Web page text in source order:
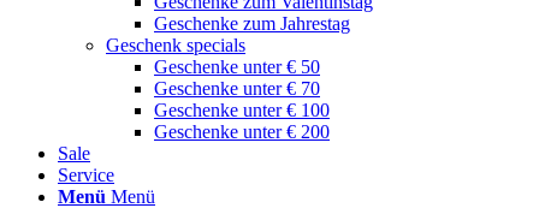
Geschenke zum Jahrestag
Geschenk specials
Geschenke unter € 50
Geschenke unter € 70
Geschenke unter € 100
Geschenke unter € 200
Sale
Service
Menü Menü